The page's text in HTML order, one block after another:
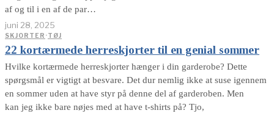
af og til i en af de par
håndfulde hawaii skjorter, jeg
trods alt har hængende i
garderoben. Særligt når
sommervejret er på sit højeste,
fristes man
juni 28, 2025
SKJORTER ·TØJ
22 kortærmede herreskjorter til en genial sommer
Hvilke kortærmede herreskjorter hænger i din garderobe? Dette
spørgsmål er vigtigt at besvare. Det dur nemlig ikke at suse igennem
en sommer uden at have styr på denne del af garderoben. Men
kan jeg ikke bare nøjes med at have t-shirts på? Tjo,